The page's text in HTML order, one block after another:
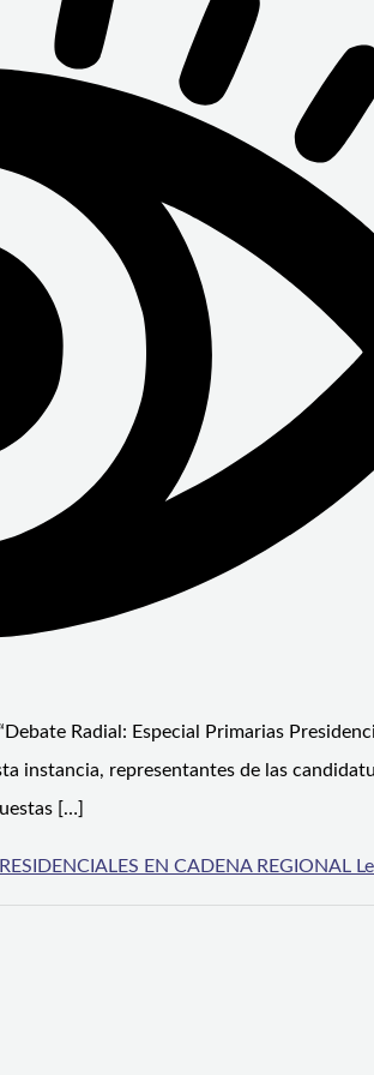
Radial: Especial Primarias
instancia, representantes de las
[…]
EN CADENA REGIONAL